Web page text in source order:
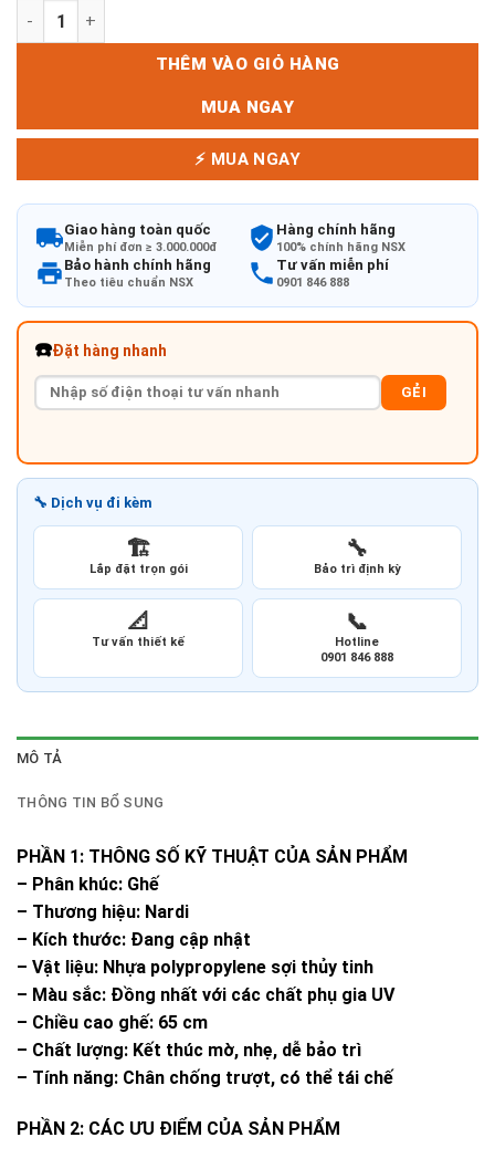
GHẾ TRILL STOOL MINI số lượng
THÊM VÀO GIỎ HÀNG
MUA NGAY
⚡ MUA NGAY
Giao hàng toàn quốc
Miễn phí đơn ≥ 3.000.000đ
Hàng chính hãng
100% chính hãng NSX
Bảo hành chính hãng
Theo tiêu chuẩn NSX
Tư vấn miễn phí
0901 846 888
☎️Đặt hàng nhanh
GẺI
🔧 Dịch vụ đi kèm
🏗️
Lắp đặt trọn gói
🔧
Bảo trì định kỳ
📐
Tư vấn thiết kế
📞
Hotline
0901 846 888
MÔ TẢ
THÔNG TIN BỔ SUNG
PHẦN 1: THÔNG SỐ KỸ THUẬT CỦA SẢN PHẨM
– Phân khúc: Ghế
– Thương hiệu: Nardi
– Kích thước: Đang cập nhật
– Vật liệu: Nhựa polypropylene sợi thủy tinh
– Màu sắc: Đồng nhất với các chất phụ gia UV
– Chiều cao ghế: 65 cm
– Chất lượng: Kết thúc mờ, nhẹ, dễ bảo trì
– Tính năng: Chân chống trượt, có thể tái chế
PHẦN 2: CÁC ƯU ĐIỂM CỦA SẢN PHẨM